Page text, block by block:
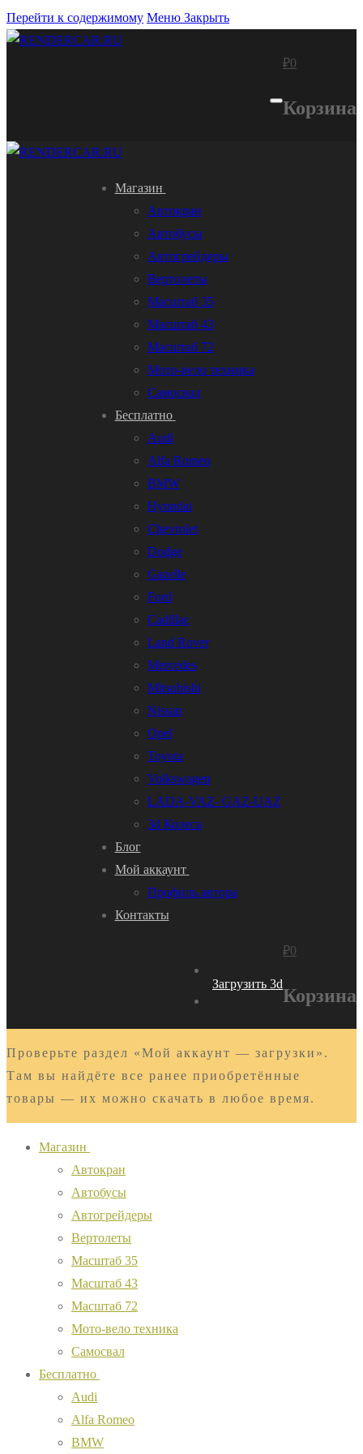
Перейти к содержимому Меню Закрыть
₽0
Корзина
Магазин
Автокран
Автобусы
Автогрейдеры
Вертолеты
Масштаб 35
Масштаб 43
Масштаб 72
Мото-вело техника
Самосвал
Бесплатно
Audi
Alfa Romeo
BMW
Hyundai
Chevrolet
Dodge
Gazelle
Ford
Cadillac
Land Rover
Mercedes
Mitsubishi
Nissan
Opel
Toyota
Volkswagen
LADA-VAZ- GAZ-UAZ
3d Колеса
Блог
Мой аккаунт
Профиль автора
Контакты
Загрузить 3d
₽0
Корзина
Проверьте раздел «Мой аккаунт — загрузки».
Там вы найдёте все ранее приобретённые
товары — их можно скачать в любое время.
Магазин
Автокран
Автобусы
Автогрейдеры
Вертолеты
Масштаб 35
Масштаб 43
Масштаб 72
Мото-вело техника
Самосвал
Бесплатно
Audi
Alfa Romeo
BMW